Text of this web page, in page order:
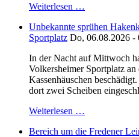
Weiterlesen …
Unbekannte sprühen
Sportplatz Do, 06.08.2026 -
In der Nacht auf Mittwoch
Volkersheimer Sportplatz an
Kassenhäuschen
dort zwei Scheiben
Weiterlesen …
Bereich um die Fredener